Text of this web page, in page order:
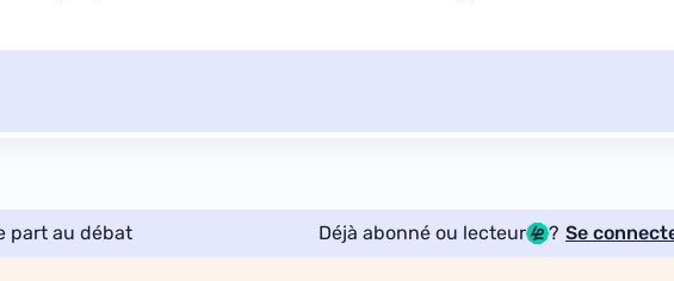
part au débat Déjà abonné ou lecteur ? Se